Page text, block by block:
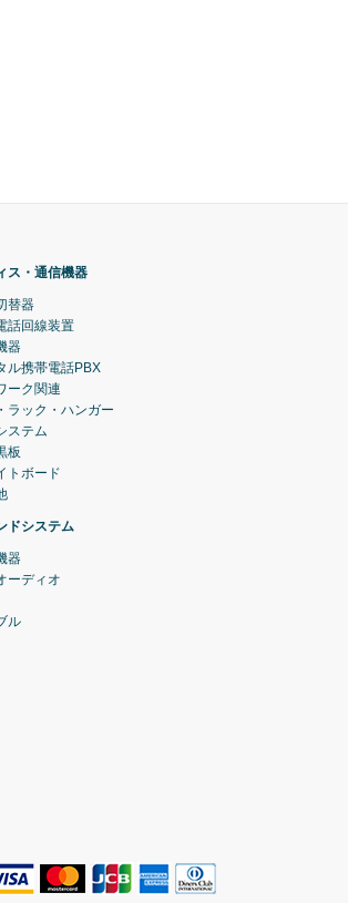
ス・通信機器
替器
話回線装置
器
ル携帯電話PBX
ーク関連
ラック・ハンガー
ステム
板
トボード
ドシステム
器
ーディオ
ル